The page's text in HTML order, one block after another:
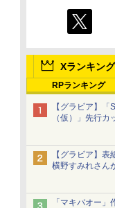
Xランキング
RPランキング
【グラビア】
（仮）」先行
るランジェリ
【グラビア】
横野すみれさん
「PARADE」
「マキバオー